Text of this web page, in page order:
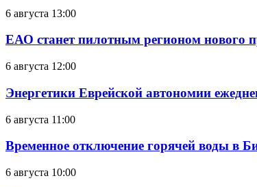
6 августа 13:00
ЕАО станет пилотным регионом нового
6 августа 12:00
Энергетики Еврейской автономии
6 августа 11:00
Временное отключение горячей воды в
6 августа 10:00